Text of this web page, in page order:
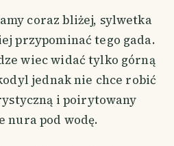
coraz bliżej, sylwetka
przypominać tego gada.
wiec widać tylko górną
jednak nie chce robić
i poirytowany
nura pod wodę.